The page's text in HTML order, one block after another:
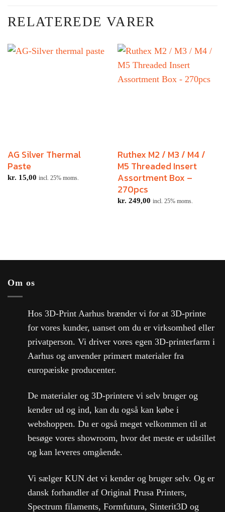
RELATEREDE VARER
AG Silver Thermal
Paste
kr. 15,00 incl. 25% moms.
Ruthex M2 / M3 / M4 /
M5 Threaded Insert
Assortment Box –
270pcs
kr. 249,00 incl. 25% moms.
Om os
Hos 3D-Print Aarhus brænder vi for at 3D-printe
for vores kunder, uanset om du er virksomhed eller
privatperson. Vi driver vores egen 3D-printerfarm i
Aarhus og anvender primært materialer fra
europæiske producenter.
De materialer og 3D-printere vi selv bruger og
kender ud og ind, kan du også kan købe i
webshoppen. Du er også meget velkommen til at
besøge vores showroom, hvor det meste er udstillet
og kan leveres omgående.
Vi sælger KUN det vi kender og bruger selv. Og er
dansk forhandler af Original Prusa Printers,
Spectrum filaments, Formfutura, Sinterit3D og